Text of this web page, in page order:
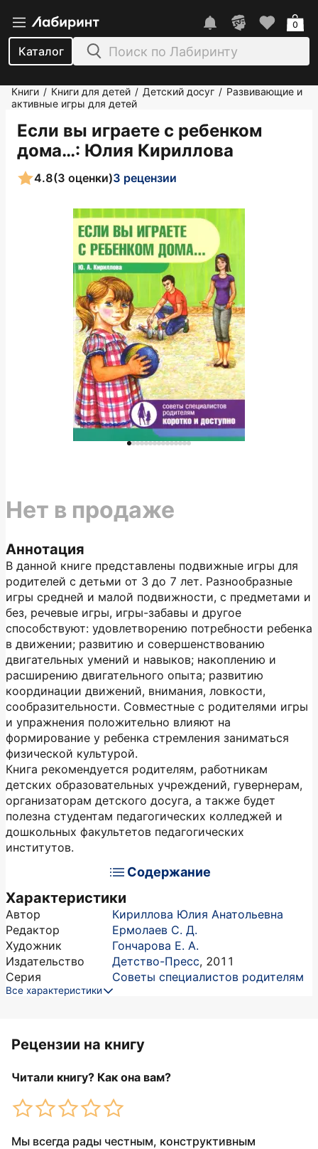
Каталог
0
Книги / Книги для детей / Детский досуг / Развивающие и
активные игры для детей
Если вы играете с ребенком
дома…: Юлия Кириллова
4.8(3 оценки)3 рецензии
Аннотация
В данной книге представлены подвижные игры для
родителей с детьми от 3 до 7 лет. Разнообразные
игры средней и малой подвижности, с предметами и
без, речевые игры, игры-забавы и другое
способствуют: удовлетворению потребности ребенка
в движении; развитию и совершенствованию
двигательных умений и навыков; накоплению и
расширению двигательного опыта; развитию
координации движений, внимания, ловкости,
сообразительности. Совместные с родителями игры
и упражнения положительно влияют на
формирование у ребенка стремления заниматься
физической культурой.
Книга рекомендуется родителям, работникам
детских образовательных учреждений, гувернерам,
организаторам детского досуга, а также будет
полезна студентам педагогических колледжей и
дошкольных факультетов педагогических
институтов.
Содержание
Характеристики
Автор
Кириллова Юлия Анатольевна
Редактор
Ермолаев С. Д.
Художник
Гончарова Е. А.
Издательство
Детство-Пресс, 2011
Серия
Советы специалистов родителям
Все характеристики
Нет в продаже
Рецензии на книгу
Читали книгу? Как она вам?
Мы всегда рады честным, конструктивным